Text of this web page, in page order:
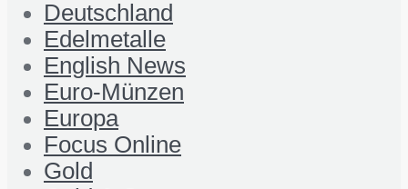
Deutschland
Edelmetalle
English News
Euro-Münzen
Europa
Focus Online
Gold